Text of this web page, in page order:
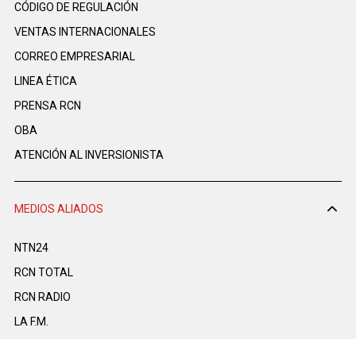
CÓDIGO DE REGULACIÓN
VENTAS INTERNACIONALES
CORREO EMPRESARIAL
LINEA ÉTICA
PRENSA RCN
OBA
ATENCIÓN AL INVERSIONISTA
MEDIOS ALIADOS
NTN24
RCN TOTAL
RCN RADIO
LA F.M.